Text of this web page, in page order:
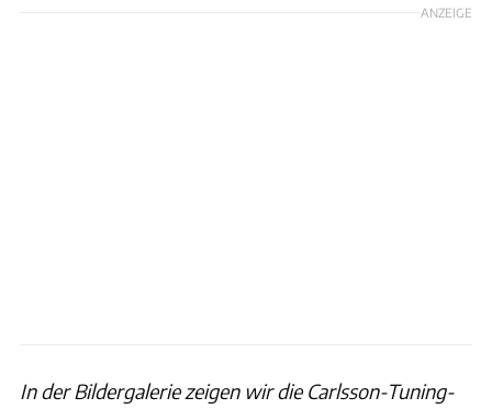
ANZEIGE
In der Bildergalerie zeigen wir die Carlsson-Tuning-